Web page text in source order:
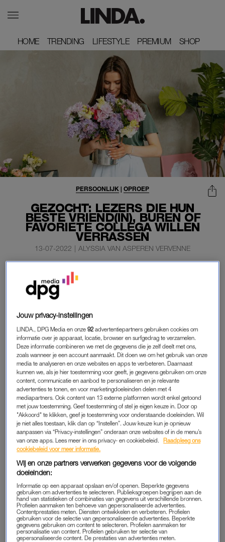
HOME
HOME TRENDING
TRENDING LIFESTYLE
LIFESTYLE PREMIUM
PREMIUM SHOP
SHOP
GEZOCHT: LEZERS DIE HUN
BESTE VRIEND(IN), BUREN OF
FAVORIETE COLLEGA WILLEN
VERRASSEN
PERSOONLIJK | OPROEP
13-07-2022 | ALYSSIA VAN ASPEREN VERVENNE
Voor de nieuwe LINDA.-videoserie ‘Boeketreeks’ zijn wij
op zoek naar lezers met bijzondere verhalen. Heb jij
iemand in je omgeving met wie jij een bijzonder verhaal
zonnetje te zetten.
Misschien heeft je buurvrouw je geholpen met een
carrièreswitchof heb je je voorliefde voor koken en bakken
aan je beste vriend te danken.
SPECIALE BAND
Als je er goed over nadenkt is er ongetwijfeld iemand in je
leven die écht een verschil heeft gemaakt. Wij zijn benieuwd
met wie je een speciale band hebt, maar ook wat jullie
bijzondere verhaal is. Dat kunnen je ouders, beste vriend(in),
neef, nicht, lievelingscollega of die ene ouder op het
schoolplein zijn.
Wellicht heeft iemand jou geholpen je grootste passie te
vinden, hebben jullie elkaar ontmoet tijdens een bijzondere
reis of hebben jullie iets bizars meegemaakt. Wij willen het
weten.
Jouw privacy-instellingen
LINDA., DPG Media en onze92 advertentiepartners gebruiken cookies om
informatie over je apparaat, locatie, browser en surfgedrag te verzamelen.
Deze informatie combineren we met de gegevens die je zelf deelt met ons,
zoals wanneer je een account aanmaakt. Dit doen we om het gebruik van onze
media te analyseren en onze websites en apps te verbeteren. Daarnaast
kunnen we, als je hier toestemming voor geeft, je gegevens gebruiken om onze
content, communicatie en aanbod te personaliseren en je relevante
advertenties te tonen, en voor marketingdoeleinden delen met 4
mediapartners. Ook content van 13 externe platformen wordt enkel getoond
met jouw toestemming. Geef toestemming of stel je eigen keuze in. Door op
"Akkoord" te klikken, geef je toestemming voor onderstaande doeleinden. Wil
je niet alles toestaan, klik dan op “Instellen”. Jouw keuze kun je opnieuw
aanpassen via “Privacy-instellingen” onderaan onze websites of in de menu’s
van onze apps. Lees meer in ons privacy- en cookiebeleid.
Raadpleeg ons
cookiebeleid voor meer informatie.
Wij en onze partners verwerken gegevens voor de volgende
doeleinden:
Informatie op een apparaat opslaan en/of openen. Beperkte gegevens
gebruiken om advertenties te selecteren. Publieksgroepen begrijpen aan de
hand van statistieken of combinaties van gegevens uit verschillende bronnen.
Profielen aanmaken ten behoeve van gepersonaliseerde advertenties.
Contentprestaties meten. Diensten ontwikkelen en verbeteren. Profielen
gebruiken voor de selectie van gepersonaliseerde advertenties. Beperkte
gegevens gebruiken om content te selecteren. Profielen aanmaken ter
personalisatie van content. Profielen gebruiken ter selectie van
gepersonaliseerde content. De prestaties van advertenties meten.